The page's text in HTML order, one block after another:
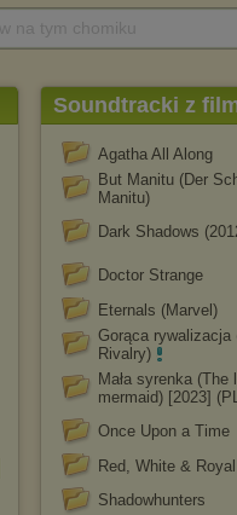
Soundtracki z
Agatha All Along
But Manitu (Der
Manitu)
Dark Shadows
Doctor Strange
Eternals (Marvel)
Gorąca rywalizacja
Rivalry)
Mała syrenka (The
mermaid) [2023]
Once Upon a Time
Red, White &
Shadowhunters